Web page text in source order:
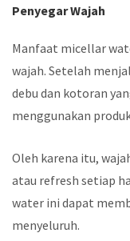
Penyegar Wajah
Manfaat micellar
wajah. Setelah
debu dan kotoran
menggunakan
Oleh karena itu,
atau refresh setiap
water ini dapat
menyeluruh.